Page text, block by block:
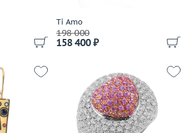
Ti Amo
198 000
158 400 ₽